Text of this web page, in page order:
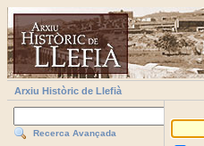
Arxiu Històric de Llefià
Recerca Avançada